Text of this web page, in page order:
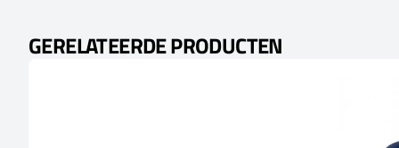
GERELATEERDE PRODUCTEN